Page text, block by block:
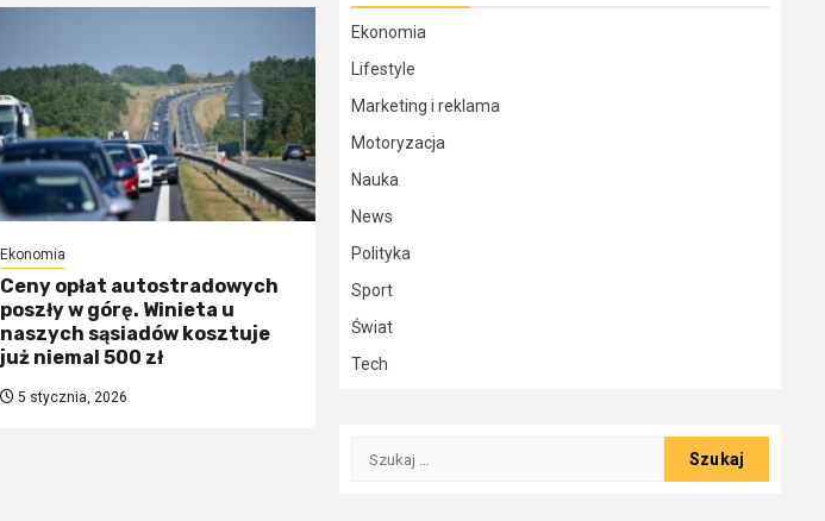
Ekonomia
Ceny opłat autostradowych
poszły w górę. Winieta u
naszych sąsiadów kosztuje
już niemal 500 zł
5 stycznia, 2026
Ekonomia
Lifestyle
Marketing i reklama
Motoryzacja
Nauka
News
Polityka
Sport
Świat
Tech
Szukaj: